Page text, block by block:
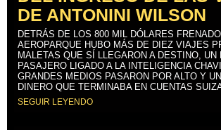
DE ANTONINI WILSON
DETRÁS DE LOS 800 MIL DÓLARES
AEROPARQUE HUBO MÁS DE DIEZ VIAJES
MALETAS QUE SÍ LLEGARON A DESTINO, UN
PASAJERO LIGADO A LA INTELIGENCIA
GRANDES MEDIOS PASARON POR ALTO Y
DINERO QUE TERMINABA EN CUENTAS
SEGUIR LEYENDO